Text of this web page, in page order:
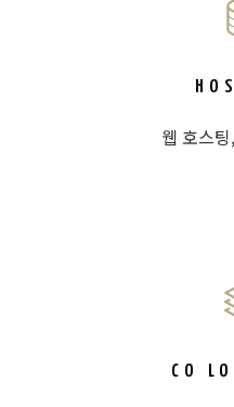
웹 호스
CO